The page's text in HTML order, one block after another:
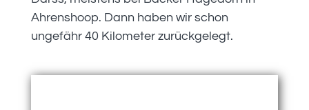
Ahrenshoop. Dann haben wir schon
ungefähr 40 Kilometer zurückgelegt.